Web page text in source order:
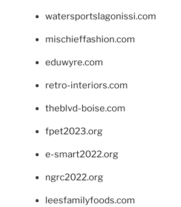
watersportslagonissi.com
mischieffashion.com
eduwyre.com
retro-interiors.com
theblvd-boise.com
fpet2023.org
e-smart2022.org
ngrc2022.org
leesfamilyfoods.com